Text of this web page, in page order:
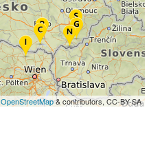
OpenStreetMap& contributors, CC-BY-SA